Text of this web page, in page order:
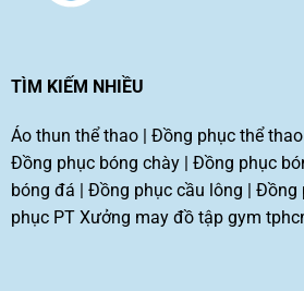
TÌM KIẾM NHIỀU
Áo thun thể thao| Đồng phục thể thao
Đồng phục bóng chày| Đồng phục
bóng đá
Đồng phục cầu lông Đồng
phục PT Xưởng may đồ tập gym